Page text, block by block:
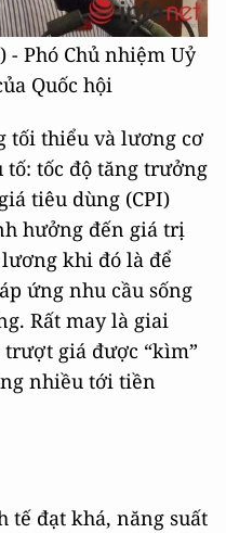
- Phó Chủ nhiệm Uỷ
Quốc hội
tối thiểu và lương cơ
tố: tốc độ tăng trưởng
tiêu dùng (CPI)
hưởng đến giá trị
khi đó là để
ứng nhu cầu sống
Rất may là giai
giá được “kìm”
nhiều tới tiền
đạt khá, năng suất